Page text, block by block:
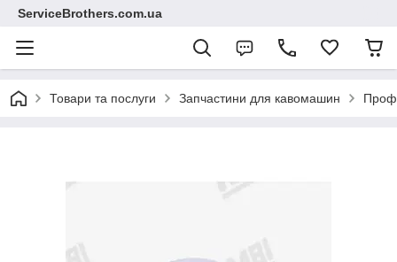
ServiceBrothers.com.ua
Товари та послуги Запчастини для кавомашин